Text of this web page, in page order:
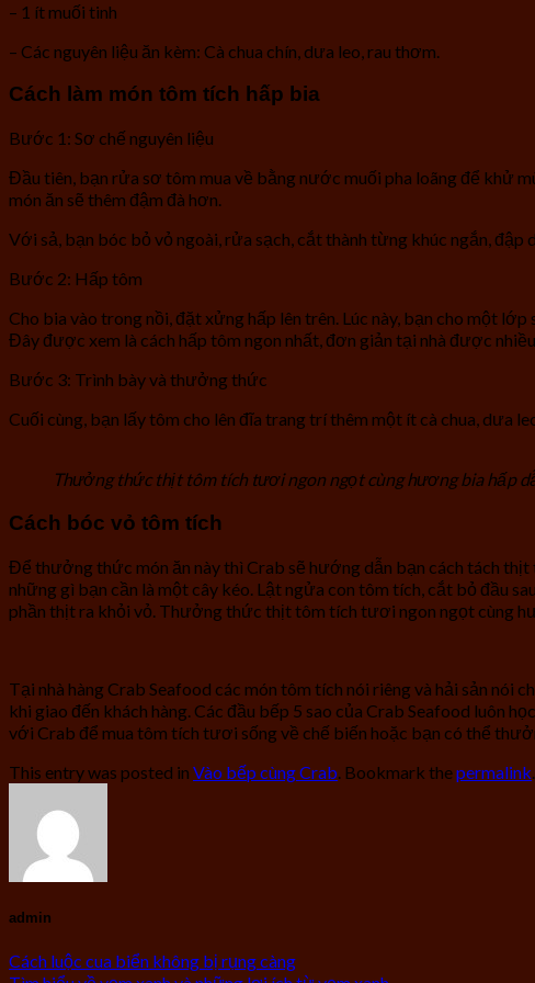
– 1 ít muối tinh
– Các nguyên liệu ăn kèm: Cà chua chín, dưa leo, rau thơm.
Cách làm món tôm tích hấp bia
Bước 1: Sơ chế nguyên liệu
Đầu tiên, bạn rửa sơ tôm mua về bằng nước muối pha loãng để khử
món ăn sẽ thêm đậm đà hơn.
Với sả, bạn bóc bỏ vỏ ngoài, rửa sạch, cắt thành từng khúc ngắn, đập
Bước 2: Hấp tôm
Cho bia vào trong nồi, đặt xửng hấp lên trên. Lúc này, bạn cho một
Đây được xem là cách hấp tôm ngon nhất, đơn giản tại nhà được
Bước 3: Trình bày và thưởng thức
Cuối cùng, bạn lấy tôm cho lên đĩa trang trí thêm một ít cà chua,
Thưởng thức thịt tôm tích tươi ngon ngọt cùng hương bia hấp
Cách bóc vỏ tôm tích
Để thưởng thức món ăn này thì Crab sẽ hướng dẫn bạn cách tách
những gì bạn cần là một cây kéo. Lật ngửa con tôm tích, cắt bỏ đầu
phần thịt ra khỏi vỏ. Thưởng thức thịt tôm tích tươi ngon ngọt cùng
Tại nhà hàng Crab Seafood các món tôm tích nói riêng và hải sản
khi giao đến khách hàng. Các đầu bếp 5 sao của Crab Seafood luôn
với Crab để mua tôm tích tươi sống về chế biến hoặc bạn có thể
This entry was posted in Vào bếp cùng Crab . Bookmark thepermalink
admin
Cách luộc cua biển không bị rụng càng